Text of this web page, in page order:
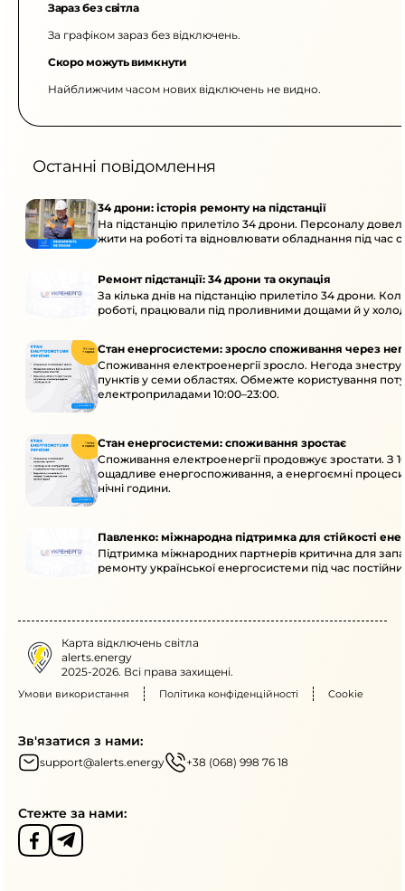
Зараз без світла
За графіком зараз без відключень.
Скоро можуть вимкнути
Найближчим часом нових відключень не видно.
Останні повідомлення
34 дрони: історія ремонту на підстанції
На підстанцію прилетіло 34 дрони. Персоналу
жити на роботі та відновлювати обладнання під час
Ремонт підстанції: 34 дрони та окупація
За кілька днів на підстанцію прилетіло 34 дрони.
роботі, працювали під проливними дощами й у
Стан енергосистеми: зросло споживання через
Споживання електроенергії зросло. Негода
пунктів у семи областях. Обмежте користування
електроприладами 10:00–23:00.
Стан енергосистеми: споживання зростає
Споживання електроенергії продовжує зростати. З
ощадливе енергоспоживання, а енергоємні
нічні години.
Павленко: міжнародна підтримка для стійкості
Підтримка міжнародних партнерів критична для
ремонту української енергосистеми під час
Карта відключень світла
alerts.energy
2025-2026. Всі права захищені.
Умови використання Політика конфіденційності Cookie
Зв'язатися з нами:
support@alerts.energy +38 (068) 998 76 18
Стежте за нами: